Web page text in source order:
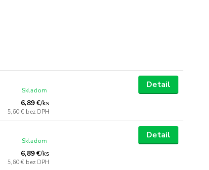
6,89 €/ks
5,60 € bez DPH
Skladom
Detail
6,89 €/ks
5,60 € bez DPH
Skladom
Detail